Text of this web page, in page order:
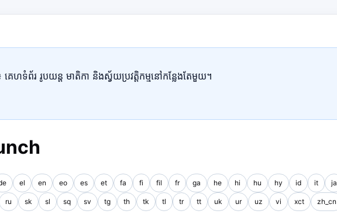
ហទំព័រ រូបយន្ត មាតិកា និងស្វ័យប្រវត្តិកម្មនៅកន្លែងតែមួយ។
el en eo es et fa fi fil fr ga he hi hu hy id it ja
ru sk sl sq sv tg th tk tl tr tt uk ur uz vi xct zh_cn